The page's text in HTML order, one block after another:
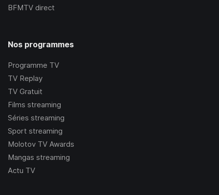
BFMTV direct
Nos programmes
Programme TV
TV Replay
TV Gratuit
Films streaming
Séries streaming
Sport streaming
Molotov TV Awards
Mangas streaming
Actu TV